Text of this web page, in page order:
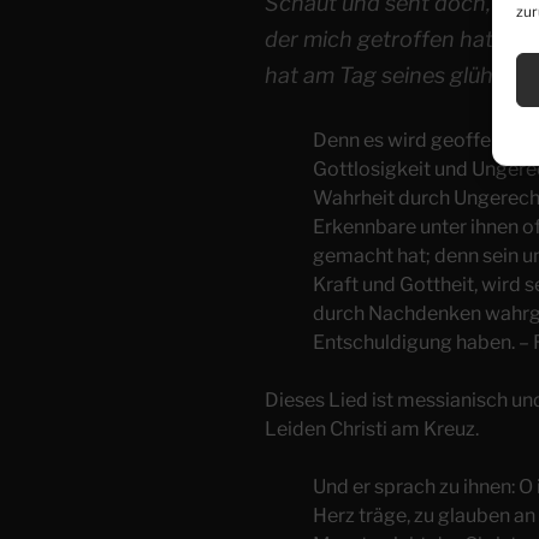
der mich getroffen hat, mit
hat am Tag seines
Denn es wird
Gottlosigkeit und
Wahrheit durch
Erkennbare unter ihnen
gemacht hat; denn sein
Kraft und Gottheit, wird
durch Nachdenken
Entschuldigung haben. –
Dieses Lied ist messianisch
Leiden Christi am Kreuz.
Und er sprach zu ihnen:
Herz träge, zu glauben